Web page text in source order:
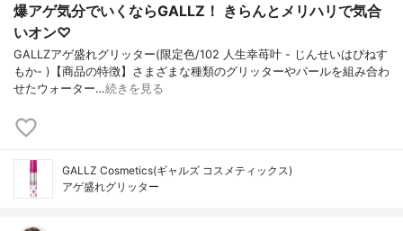
爆アゲ気分でいくならGALLZ！ きらんとメリハリで気合
いオン♡
GALLZアゲ盛れグリッター(限定色/102 人生幸苺叶 - じんせいはぴねす
もか- )【商品の特徴】さまざまな種類のグリッターやパールを組み合わ
せたウォーター…続きを見る
GALLZ Cosmetics(ギャルズ コスメティックス)
アゲ盛れグリッター